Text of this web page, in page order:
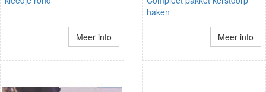
Meer info
haken
Meer info